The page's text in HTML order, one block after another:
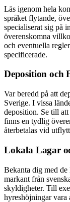
Läs igenom hela
språket flytande,
specialiserat sig på
överenskomna
och eventuella
specificerade.
Deposition och
Var beredd på att
Sverige. I vissa
deposition. Se till
finns en tydlig
återbetalas vid
Lokala Lagar
Bekanta dig med
markant från
skyldigheter. Till
hyreshöjningar vara